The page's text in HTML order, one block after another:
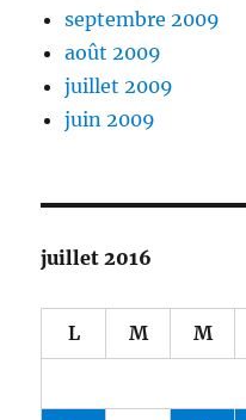
septembre 2009
août 2009
juillet 2009
juin 2009
juillet 2016
L M M